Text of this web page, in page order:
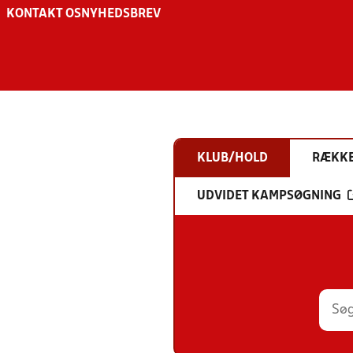
KONTAKT OS NYHEDSBREV
KLUB/HOLD
UDVIDET KAMPSØGNING